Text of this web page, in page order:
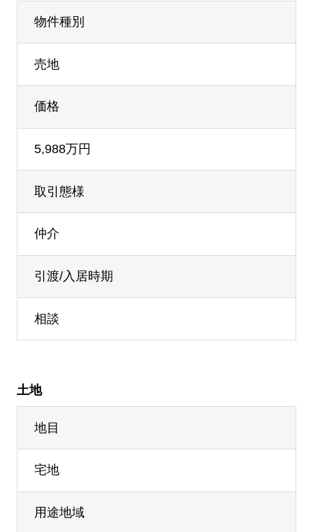
物件種別
売地
価格
5,988万円
取引態様
仲介
引渡/入居時期
相談
土地
地目
宅地
用途地域